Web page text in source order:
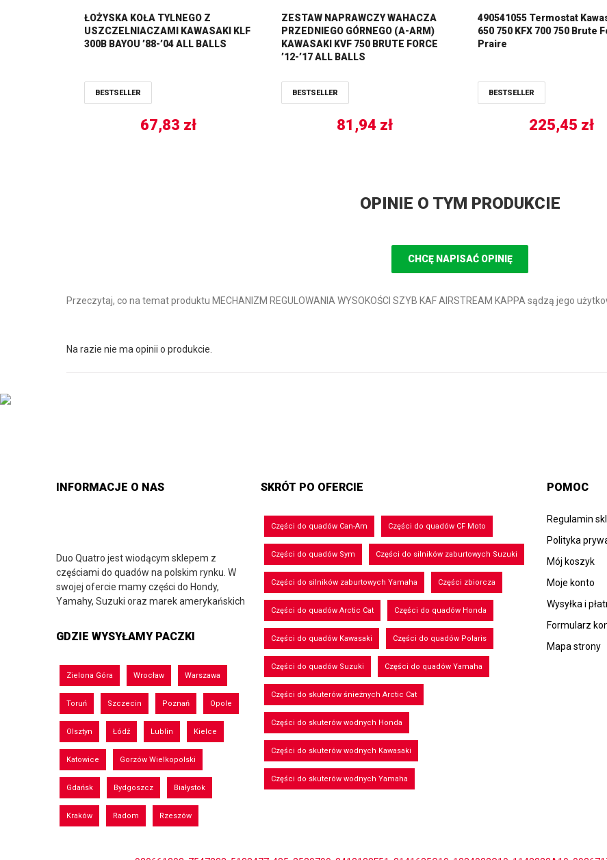
ŁOŻYSKA KOŁA TYLNEGO Z
USZCZELNIACZAMI KAWASAKI KLF
300B BAYOU ’88-’04 ALL BALLS
BESTSELLER
67,83 zł
ZESTAW NAPRAWCZY WAHACZA
PRZEDNIEGO GÓRNEGO (A-ARM)
KAWASAKI KVF 750 BRUTE FORCE
’12-’17 ALL BALLS
BESTSELLER
81,94 zł
490541055 Termostat
650 750 KFX 700 750 Brute
Praire
BESTSELLER
225,45 zł
OPINIE O TYM PRODUKCIE
CHCĘ NAPISAĆ OPINIĘ
Przeczytaj, co na temat produktu MECHANIZM REGULOWANIA WYSOKOŚCI SZYB KAF AIRSTREAM KAPPA sądzą jego
Na razie nie ma opinii o produkcie.
INFORMACJE O NAS
Duo Quatro jest wiodącym sklepem z
częściami do quadów na polskim rynku. W
swojej ofercie mamy części do Hondy,
Yamahy, Suzuki oraz marek amerykańskich
GDZIE WYSYŁAMY PACZKI
Zielona Góra Wrocław Warszawa
Toruń Szczecin Poznań Opole
Olsztyn Łódź Lublin Kielce
Katowice Gorzów Wielkopolski
Gdańsk Bydgoszcz Białystok
Kraków Radom Rzeszów
SKRÓT PO OFERCIE
Części do quadów Can-Am Części do quadów CF Moto
Części do quadów Sym Części do silników zaburtowych Suzuki
Części do silników zaburtowych Yamaha Części zbiorcza
Części do quadów Arctic Cat Części do quadów Honda
Części do quadów Kawasaki Części do quadów Polaris
Części do quadów Suzuki Części do quadów Yamaha
Części do skuterów śnieżnych Arctic Cat
Części do skuterów wodnych Honda
Części do skuterów wodnych Kawasaki
Części do skuterów wodnych Yamaha
POMOC
Regulamin
Polityka
Mój koszyk
Moje konto
Wysyłka i
Formularz
Mapa strony